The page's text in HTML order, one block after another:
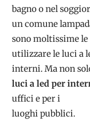
bagno o nel
un comune
sono moltissime
utilizzare le luci a
interni. Ma non
luci a led per
uffici e per i
luoghi pubblici.